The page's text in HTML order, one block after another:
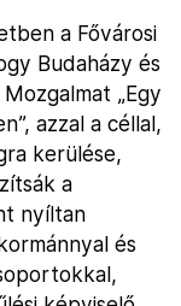
a Fővárosi
Budaházy és
„Egy
azzal a céllal,
kerülése,
a
nyíltan
és